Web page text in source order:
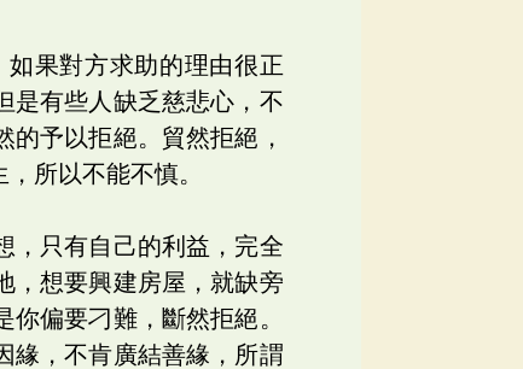
果對方求助的理由很正
是有些人缺乏慈悲心，不
予以拒絕。貿然拒絕，
所以不能不慎。
，只有自己的利益，完全
，想要興建房屋，就缺旁
偏要刁難，斷然拒絕。
緣，不肯廣結善緣，所謂